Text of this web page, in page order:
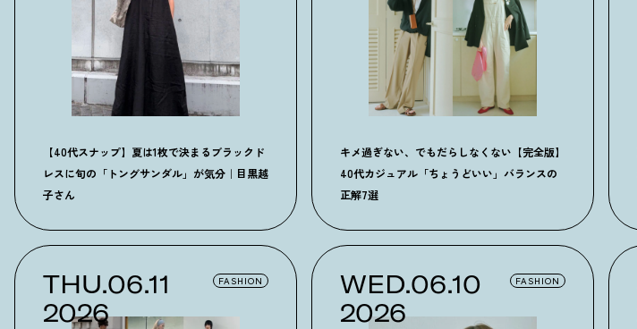
【40代スナップ】夏は1枚で決まるブラックド
レスに旬の「トングサンダル」が気分｜目黒越
子さん
キメ過ぎない、でもだらしなくない【完全版】
40代カジュアル「ちょうどいい」バランスの
正解7選
THU.06.11
2026
FASHION
WED.06.10
2026
FASHION